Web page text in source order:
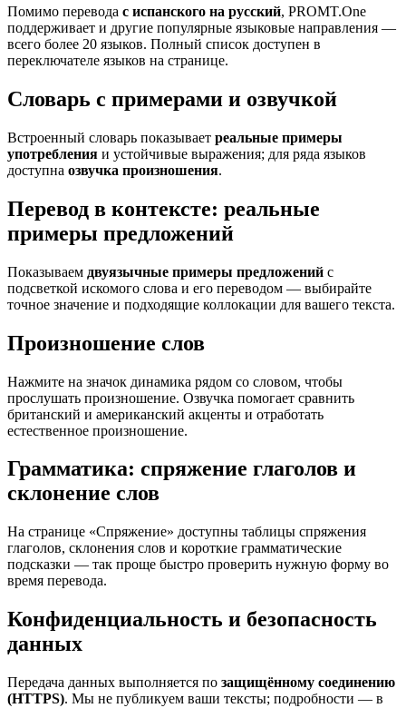
Помимо перевода с испанского на русский, PROMT.One
поддерживает и другие популярные языковые направления —
всего более 20 языков. Полный список доступен в
переключателе языков на странице.
Словарь с примерами и озвучкой
Встроенный словарь показывает реальные примеры
употребления и устойчивые выражения; для ряда языков
доступна озвучка произношения.
Перевод в контексте: реальные
примеры предложений
Показываем двуязычные примеры предложений с
подсветкой искомого слова и его переводом — выбирайте
точное значение и подходящие коллокации для вашего текста.
Произношение слов
Нажмите на значок динамика рядом со словом, чтобы
прослушать произношение. Озвучка помогает сравнить
британский и американский акценты и отработать
естественное произношение.
Грамматика: спряжение глаголов и
склонение слов
На странице «Спряжение» доступны таблицы спряжения
глаголов, склонения слов и короткие грамматические
подсказки — так проще быстро проверить нужную форму во
время перевода.
Конфиденциальность и безопасность
данных
Передача данных выполняется по защищённому соединению
(HTTPS). Мы не публикуем ваши тексты; подробности — в